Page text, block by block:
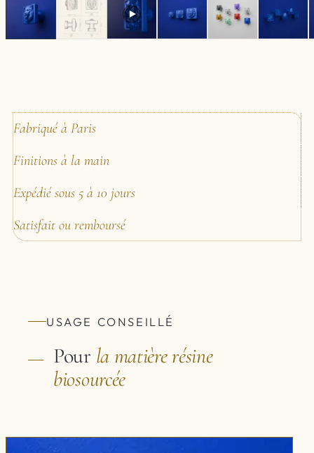
Fabriqué à Paris
Finitions à la main
Expédié sous 5 à 10 jours
Satisfait ou remboursé
USAGE CONSEILLÉ
Pour la matièrerésine
biosourcée